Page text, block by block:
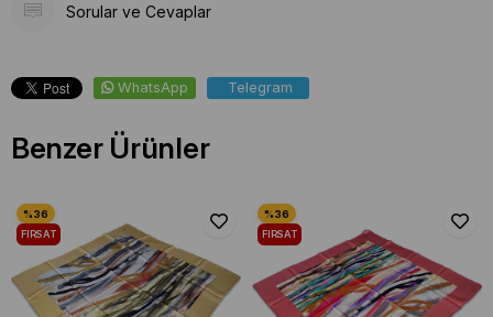
Sorular ve Cevaplar
WhatsApp Telegram
Benzer Ürünler
FIRSAT
ÜRÜNÜ
FIRSAT